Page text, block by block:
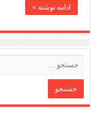
ادامه نوشته »